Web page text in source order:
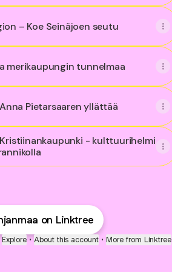
– Koe Seinäjoen seutu
merikaupungin tunnelmaa
Pietarsaaren yllättää
- kulttuurihelmi
on Linktree
Explore • About this account • More from Linktree